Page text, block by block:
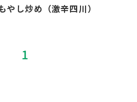
やし炒め（激辛四川）
1